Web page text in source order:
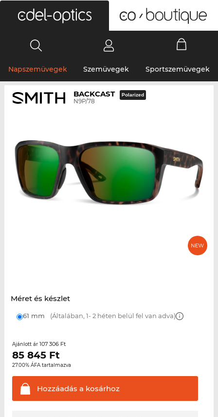
Napszemüvegek Szemüvegek Sportszemüvegek
BACKCAST
N9P/78
Polarized
Méret és készlet
61 mm (Általában, 1- 2 héten belül fel van adva)
Ajánlott ár 107 306 Ft
85 845Ft
27.00% ÁFA tartalmazva
Hozzáadás a kosárhoz